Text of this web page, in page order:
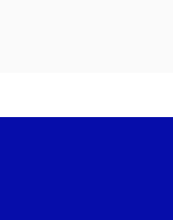
sich in einem neuen Tab